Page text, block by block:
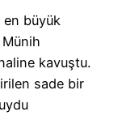
en büyük
kavuştu.
sade bir